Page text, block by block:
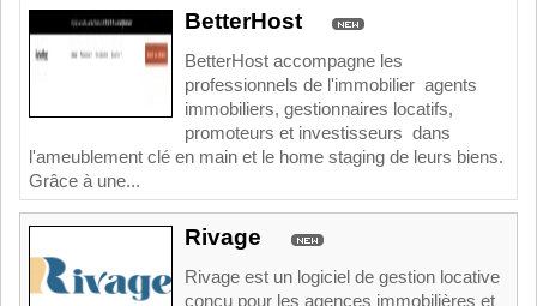
BetterHost
BetterHost accompagne les
professionnels de l'immobilier agents
immobiliers, gestionnaires locatifs,
promoteurs et investisseurs dans
l'ameublement clé en main et le home staging de leurs biens.
Grâce à une...
Rivage
Rivage est un logiciel de gestion locative
conçu pour les agences immobilières et